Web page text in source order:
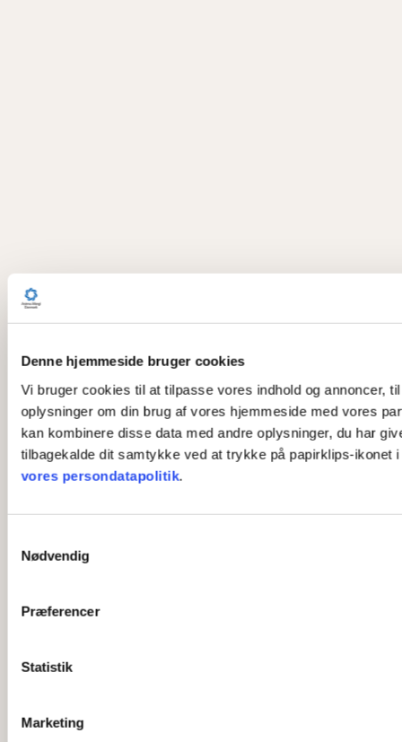
Denne hjemmeside bruger cookies
Vi bruger cookies til at tilpasse vores indhold og annoncer,
oplysninger om din brug af vores hjemmeside med vores
kan kombinere disse data med andre oplysninger, du har
tilbagekalde dit samtykke ved at trykke på papirklips-ikonet
vores persondatapolitik.
Nødvendig
Præferencer
Statistik
Marketing